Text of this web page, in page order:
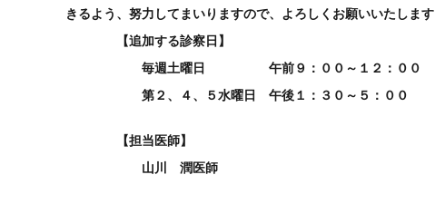
きるよう、努力してまいりますので、よろしくお願いいたします
【追加する診察日】
毎週土曜日 午前９：００～１２：００
第２、４、５水曜日 午後１：３０～５：００
【担当医師】
山川 潤医師